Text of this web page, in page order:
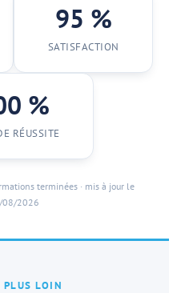
95 %
SATISFACTION
%
RÉUSSITE
terminées · mis à jour le
08/2026
PLUS LOIN